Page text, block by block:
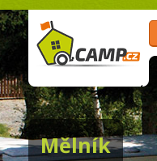
Mělník